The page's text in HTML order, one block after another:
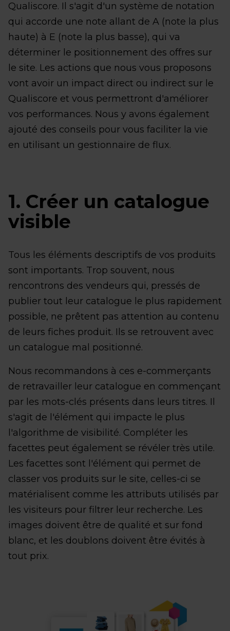
Qualiscore. Il s'agit d'un système de notation
qui accorde une note allant de A (note la plus
haute) à E (note la plus basse), qui va
déterminer le positionnement des offres sur
le site. Les actions que nous vous proposons
vont avoir un impact direct ou indirect sur le
Qualiscore et vous permettront d'améliorer
vos performances. Nous y avons également
ajouté des conseils pour vous faciliter la vie
en utilisant un gestionnaire de flux.
1. Créer un catalogue
visible
Tous les éléments descriptifs de vos produits
sont importants. Trop souvent, nous
rencontrons des vendeurs qui, pressés de
publier tout leur catalogue le plus rapidement
possible, ne prêtent pas attention au contenu
de leurs fiches produit. Ils se retrouvent avec
un catalogue mal positionné.
Nous recommandons à ces e-commerçants
de retravailler leur catalogue en commençant
par les mots-clés présents dans leurs titres. Il
s'agit de l'élément qui impacte le plus
l'algorithme de visibilité. Compléter les
facettes peut également se révéler très utile.
Les facettes sont l'élément qui permet de
classer vos produits sur le site, celles-ci se
matérialisent comme les attributs utilisés par
les visiteurs pour filtrer leur recherche. Les
images doivent être de qualité et sur fond
blanc, et les doublons doivent être évités à
tout prix.